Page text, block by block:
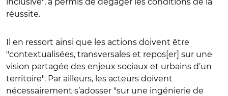
réussite.
Il en ressort ainsi que les actions doivent être
"contextualisées, transversales et repos[er] sur une
vision partagée des enjeux sociaux et urbains d’un
territoire". Par ailleurs, les acteurs doivent
nécessairement s’adosser "sur une ingénierie de